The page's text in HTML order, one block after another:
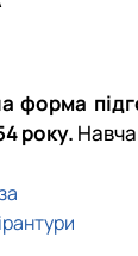
література
форма
року.